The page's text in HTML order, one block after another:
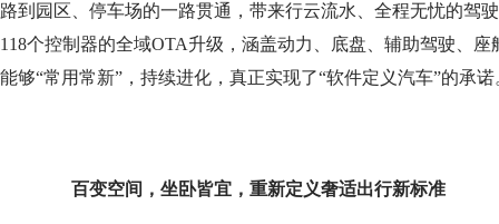
路到园区、停车场的一路贯通，带来行云流水、全程无忧的驾
118个控制器的全域OTA升级，涵盖动力、底盘、辅助驾驶、
能够“常用常新”，持续进化，真正实现了“软件定义汽车”的承诺
百变空间，坐卧皆宜 ， 重新定义奢适出行新标准